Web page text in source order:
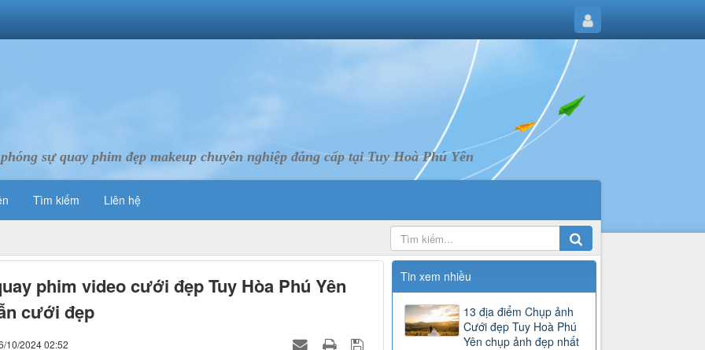
sự quay phim đẹp makeup chuyên nghiệp đẳng cấp tại Tuy Hoà Phú Yên
Tìm kiếm Liên hệ
phim video cưới đẹp Tuy Hòa Phú Yên
cưới đẹp
10/2024 02:52
Tin xem nhiều
13 địa điểm Chụp ảnh
Cưới đẹp Tuy Hoà Phú
Yên chụp ảnh đẹp nhất